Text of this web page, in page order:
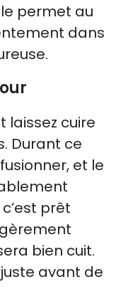
permet au
dans
laissez cuire
Durant ce
et le
prêt
bien cuit.
avant de